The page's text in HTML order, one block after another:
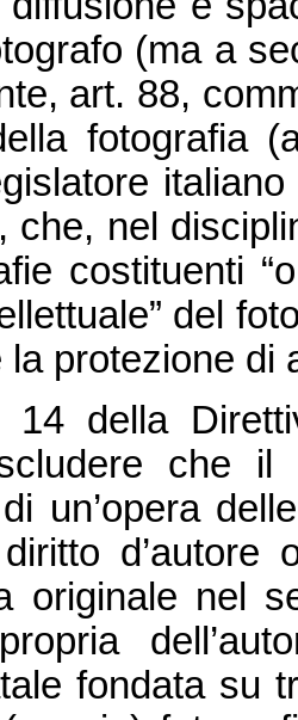
(ma a
art. 88,
fotografia
che, nel
costituenti
del
la protezione di
14 della
che
un’opera
originale nel
fondata su